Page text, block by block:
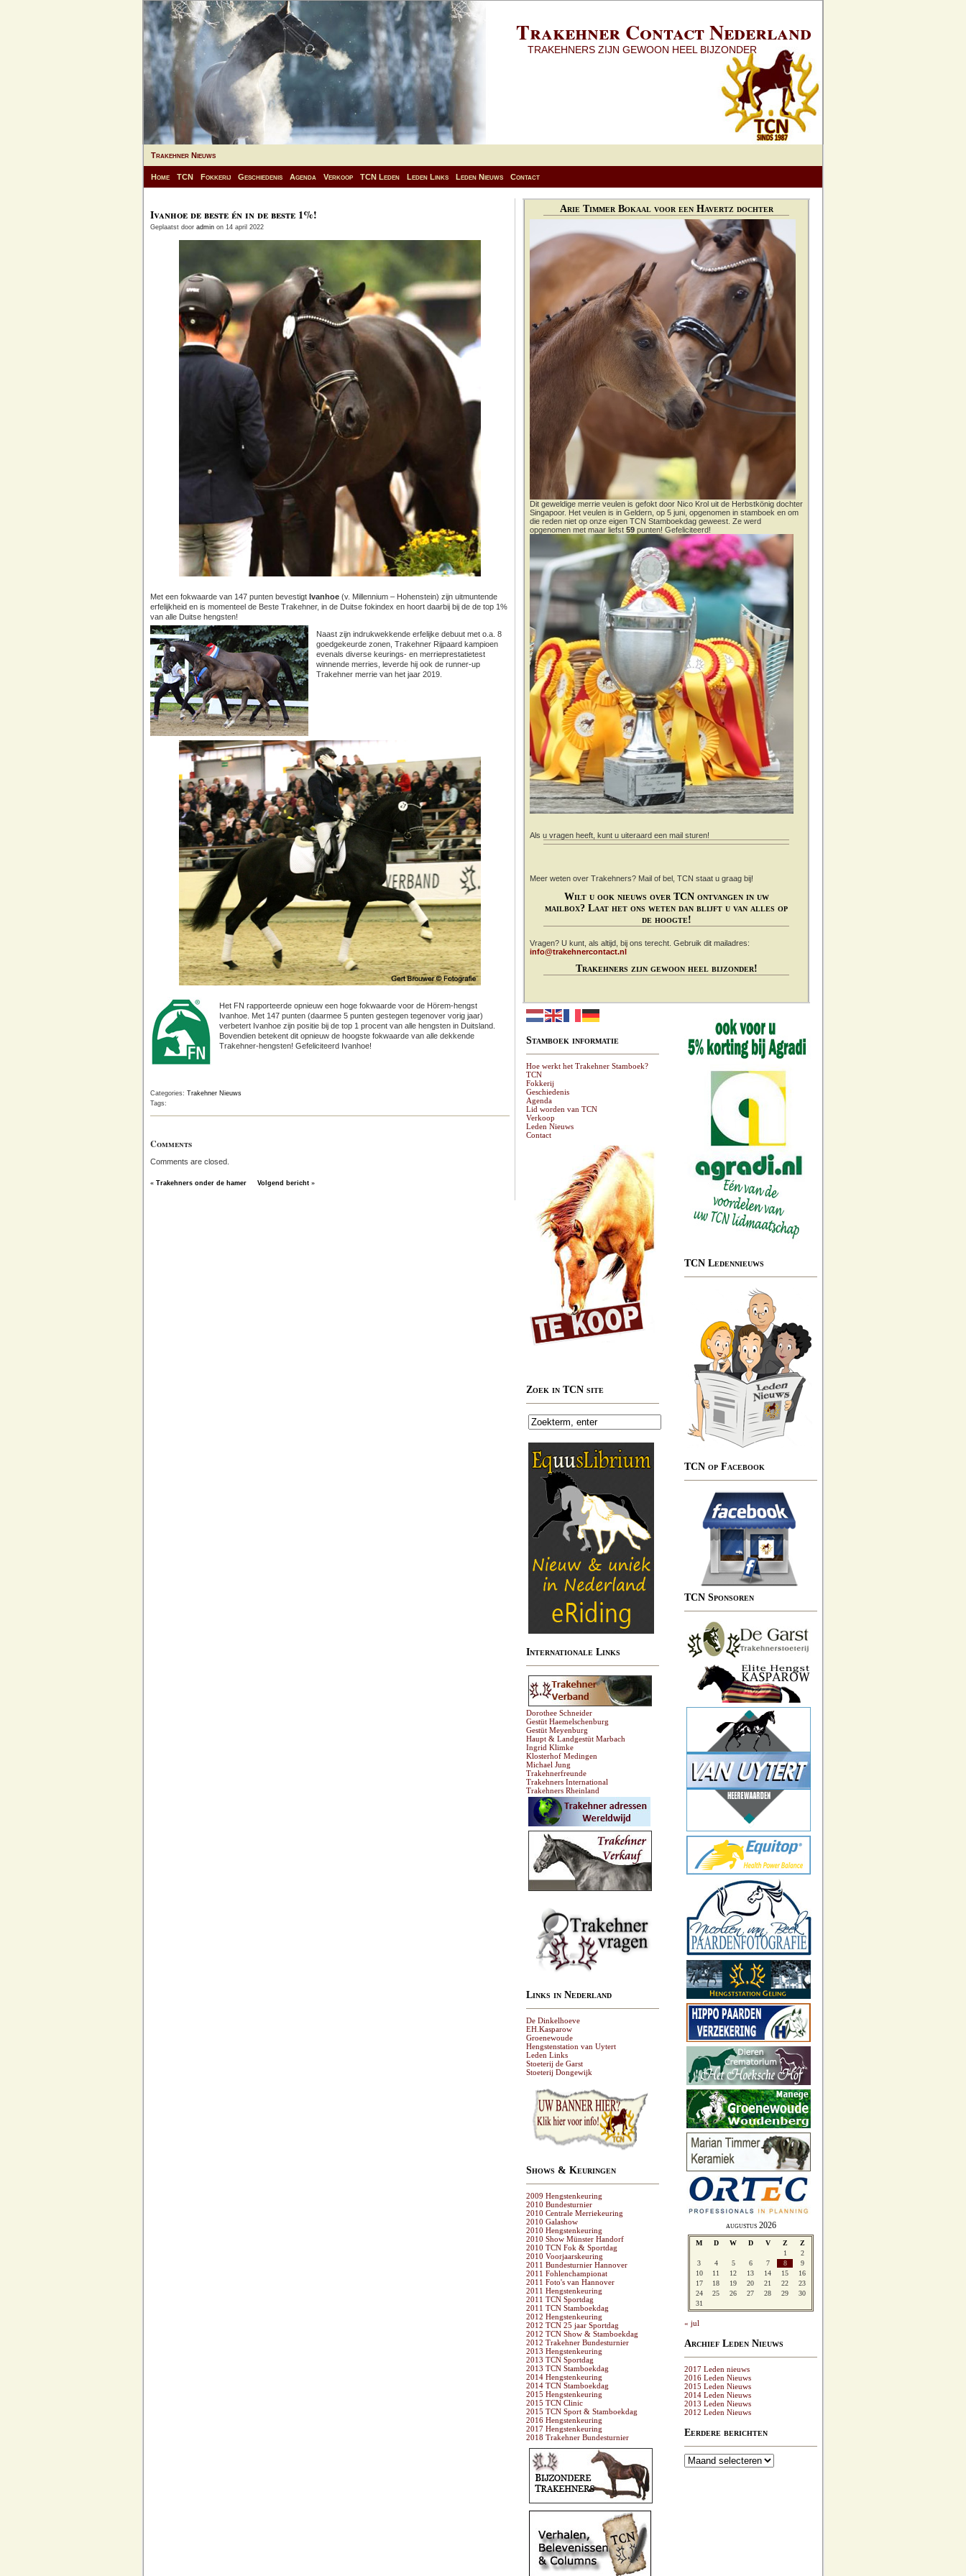
Trakehner Contact Nederland
TRAKEHNERS ZIJN GEWOON HEEL BIJZONDER
Trakehner Nieuws
Home TCN Fokkerij Geschiedenis Agenda Verkoop TCN Leden Leden Links Leden Nieuws Contact
Ivanhoe de beste én in de beste 1%!
Geplaatst door admin on 14 april 2022
Met een fokwaarde van 147 punten bevestigt Ivanhoe (v. Millennium – Hohenstein) zijn uitmuntende
erfelijkheid en is momenteel de Beste Trakehner, in de Duitse fokindex en hoort daarbij bij de de top 1%
van alle Duitse hengsten!
Naast zijn indrukwekkende erfelijke debuut met o.a. 8
goedgekeurde zonen, Trakehner Rijpaard kampioen
evenals diverse keurings- en merrieprestatietest
winnende merries, leverde hij ook de runner-up
Trakehner merrie van het jaar 2019.
Het FN rapporteerde opnieuw een hoge fokwaarde voor de Hörem-hengst
Ivanhoe. Met 147 punten (daarmee 5 punten gestegen tegenover vorig jaar)
verbetert Ivanhoe zijn positie bij de top 1 procent van alle hengsten in Duitsland.
Bovendien betekent dit opnieuw de hoogste fokwaarde van alle dekkende
Trakehner-hengsten! Gefeliciteerd Ivanhoe!
Categories: Trakehner Nieuws
Tags:
Comments
Comments are closed.
« Trakehners onder de hamer Volgend bericht »
Arie Timmer Bokaal voor een Havertz dochter
Dit geweldige merrie veulen is gefokt door Nico Krol uit de Herbstkönig dochter
Singapoor. Het veulen is in Geldern, op 5 juni, opgenomen in stamboek en om
die reden niet op onze eigen TCN Stamboekdag geweest. Ze werd
opgenomen met maar liefst 59 punten! Gefeliciteerd!
Als u vragen heeft, kunt u uiteraard een mail sturen!
Meer weten over Trakehners? Mail of bel, TCN staat u graag bij!
Wilt u ook nieuws over TCN ontvangen in uw
mailbox? Laat het ons weten dan blijft u van alles op
de hoogte!
Vragen? U kunt, als altijd, bij ons terecht. Gebruik dit mailadres:
info@trakehnercontact.nl
Trakehners zijn gewoon heel bijzonder!
Stamboek informatie
Hoe werkt het Trakehner Stamboek?
TCN
Fokkerij
Geschiedenis
Agenda
Lid worden van TCN
Verkoop
Leden Nieuws
Contact
Zoek in TCN site
Internationale Links
Dorothee Schneider
Gestüt Haemelschenburg
Gestüt Meyenburg
Haupt & Landgestüt Marbach
Ingrid Klimke
Klosterhof Medingen
Michael Jung
Trakehnerfreunde
Trakehners International
Trakehners Rheinland
Links in Nederland
De Dinkelhoeve
EH.Kasparow
Groenewoude
Hengstenstation van Uytert
Leden Links
Stoeterij de Garst
Stoeterij Dongewijk
Shows & Keuringen
2009 Hengstenkeuring
2010 Bundesturnier
2010 Centrale Merriekeuring
2010 Galashow
2010 Hengstenkeuring
2010 Show Münster Handorf
2010 TCN Fok & Sportdag
2010 Voorjaarskeuring
2011 Bundesturnier Hannover
2011 Fohlenchampionat
2011 Foto's van Hannover
2011 Hengstenkeuring
2011 TCN Sportdag
2011 TCN Stamboekdag
2012 Hengstenkeuring
2012 TCN 25 jaar Sportdag
2012 TCN Show & Stamboekdag
2012 Trakehner Bundesturnier
2013 Hengstenkeuring
2013 TCN Sportdag
2013 TCN Stamboekdag
2014 Hengstenkeuring
2014 TCN Stamboekdag
2015 Hengstenkeuring
2015 TCN Clinic
2015 TCN Sport & Stamboekdag
2016 Hengstenkeuring
2017 Hengstenkeuring
2018 Trakehner Bundesturnier
TCN Ledennieuws
TCN op Facebook
TCN Sponsoren
augustus 2026
M D W D V Z
Z
1
2
3
4 5 6 7 8
9
10
11 12 13 14 15
16
17
18 19 20 21 22
23
24
25 26 27 28 29
30
31
« jul
Archief Leden Nieuws
2017 Leden nieuws
2016 Leden Nieuws
2015 Leden Nieuws
2014 Leden Nieuws
2013 Leden Nieuws
2012 Leden Nieuws
Eerdere berichten
Eerdere
berichten